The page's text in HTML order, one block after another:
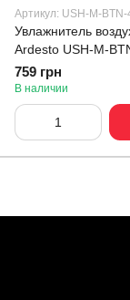
Артикул: USH-M-BTN-
Увлажнитель
Ardesto USH-M-
759 грн
В наличии